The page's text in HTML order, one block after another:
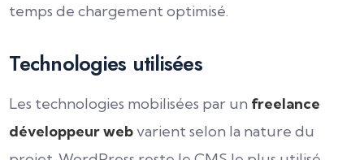
temps de chargement optimisé.
Technologies utilisées
Les technologies mobilisées par un freelance
développeur web varient selon la nature du